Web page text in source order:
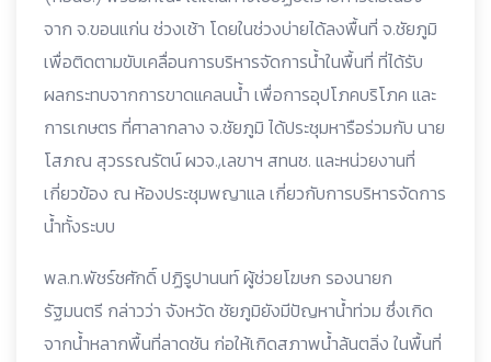
จาก จ.ขอนแก่น ช่วงเช้า โดยในช่วงบ่ายได้ลงพื้นที่ จ.ชัยภูมิ
เพื่อติดตามขับเคลื่อนการบริหารจัดการน้ำในพื้นที่ ที่ได้รับ
ผลกระทบจากการขาดแคลนน้ำ เพื่อการอุปโภคบริโภค และ
การเกษตร ที่ศาลากลาง จ.ชัยภูมิ ได้ประชุมหารือร่วมกับ นาย
โสภณ สุวรรณรัตน์ ผวจ.,เลขาฯ สทนช. และหน่วยงานที่
เกี่ยวข้อง ณ ห้องประชุมพญาแล เกี่ยวกับการบริหารจัดการ
น้ำทั้งระบบ
พล.ท.พัชร์ชศักดิ์ ปฏิรูปานนท์ ผู้ช่วยโฆษก รองนายก
รัฐมนตรี กล่าวว่า จังหวัด ชัยภูมิยังมีปัญหาน้ำท่วม ซึ่งเกิด
จากน้ำหลากพื้นที่ลาดชัน ก่อให้เกิดสภาพน้ำล้นตลิ่ง ในพื้นที่